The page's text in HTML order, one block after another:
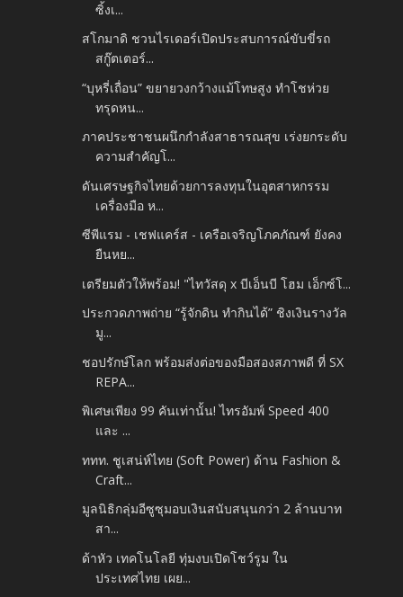
ซิ้งเ...
สโกมาดิ ชวนไรเดอร์เปิดประสบการณ์ขับขี่รถ
สกู๊ตเตอร์...
“บุหรี่เถื่อน” ขยายวงกว้างแม้โทษสูง ทำโชห่วย
ทรุดหน...
ภาคประชาชนผนึกกำลังสาธารณสุข เร่งยกระดับ
ความสำคัญโ...
ดันเศรษฐกิจไทยด้วยการลงทุนในอุตสาหกรรม
เครื่องมือ ห...
ซีพีแรม - เชฟแคร์ส - เครือเจริญโภคภัณฑ์ ยังคง
ยืนหย...
เตรียมตัวให้พร้อม! "ไทวัสดุ x บีเอ็นบี โฮม เอ็กซ์โ...
ประกวดภาพถ่าย “รู้จักดิน ทำกินได้” ชิงเงินรางวัล
มู...
ชอปรักษ์โลก พร้อมส่งต่อของมือสองสภาพดี ที่ SX
REPA...
พิเศษเพียง 99 คันเท่านั้น! ไทรอัมพ์ Speed 400
และ ...
ททท. ชูเสน่ห์ไทย (Soft Power) ด้าน Fashion &
Craft...
มูลนิธิกลุ่มอีซูซุมอบเงินสนับสนุนกว่า 2 ล้านบาท
สา...
ด้าหัว เทคโนโลยี ทุ่มงบเปิดโชว์รูม ใน
ประเทศไทย เผย...